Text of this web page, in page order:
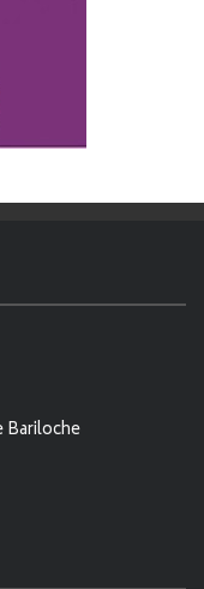
Bariloche